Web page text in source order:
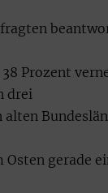
Prozent
drei
alten
Osten gerade